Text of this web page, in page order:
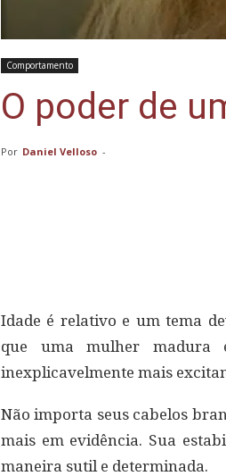
Comportamento
O poder de
Por Daniel Velloso -
Idade é relativo e um tema
que uma mulher
inexplicavelmente mais
Não importa seus cabelos
mais em evidência. Sua
maneira sutil e determinada.